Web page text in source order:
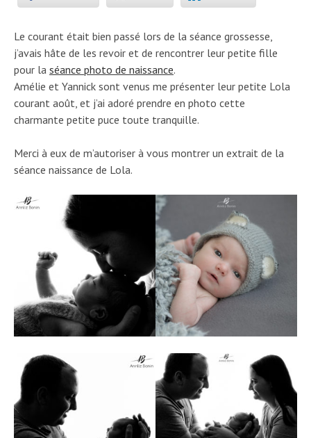
Le courant était bien passé lors de la séance grossesse,
j’avais hâte de les revoir et de rencontrer leur petite fille
pour la séance photo de naissance.
Amélie et Yannick sont venus me présenter leur petite Lola
courant août, et j’ai adoré prendre en photo cette
charmante petite puce toute tranquille.
Merci à eux de m’autoriser à vous montrer un extrait de la
séance naissance de Lola.